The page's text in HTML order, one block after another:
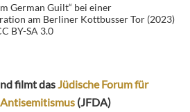
German Guilt“ bei einer
am Berliner Kottbusser Tor (2023)
BY-SA 3.0
filmt das Jüdische Forum für
(JFDA)